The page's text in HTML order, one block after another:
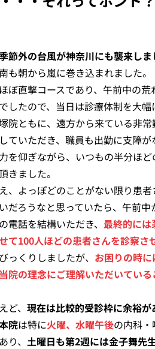
節外の台風が神奈川にも襲来しま
も朝から嵐に巻き込まれました。
ぼ直撃コースであり、午前中の
したので、当日は診療体制を大
院ともに、遠方から来ている非
ていただき、職員も出勤に支障
を仰ぎながら、いつもの半分ほ
きました。
、よっぽどのことがない限り患
だろうなと思っていたら、午前中
電話を結構いただき、 最終的には
て100人ほどの患者さんを診察さ
っくりしましたが、 お困りの時
院の理念にご理解いただいてい
ど、 現在は比較的受診枠に余裕が
院は特に火曜、水曜午後の内科
り、 土曜日も第2週には金子舞先